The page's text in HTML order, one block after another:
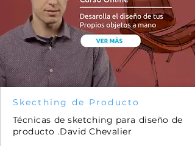
Skecthing de Producto
Técnicas de sketching para diseño de
producto .David Chevalier